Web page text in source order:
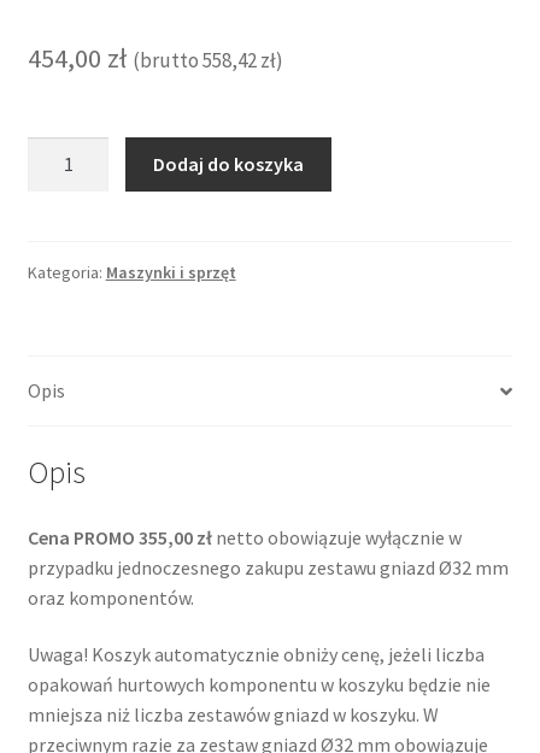
454,00 zł (brutto558,42zł)
mm
Dodaj do koszyka
Kategoria: Maszynki i sprzęt
Opis
Opis
Cena PROMO 355,00 złnetto obowiązuje wyłącznie w
przypadku jednoczesnego zakupu zestawu gniazd Ø32 mm
oraz komponentów.
Uwaga! Koszyk automatycznie obniży cenę, jeżeli liczba
opakowań hurtowych komponentu w koszyku będzie nie
mniejsza niż liczba zestawów gniazd w koszyku. W
przeciwnym razie za zestaw gniazd Ø32 mm obowiązuje